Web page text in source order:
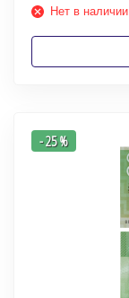
Нет в наличии
- 25 %